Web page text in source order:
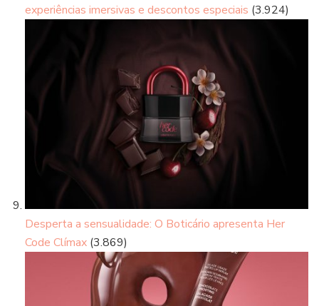
experiências imersivas e descontos especiais (3.924)
Desperta a sensualidade: O Boticário apresenta Her
Code Clímax (3.869)